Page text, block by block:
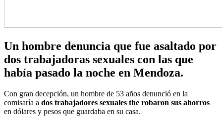
Un hombre denuncia que fue asaltado por
dos trabajadoras sexuales con las que
había pasado la noche en Mendoza.
Con gran decepción, un hombre de 53 años denunció en la
comisaría a dos trabajadores sexuales the robaron sus ahorros
en dólares y pesos que guardaba en su casa.